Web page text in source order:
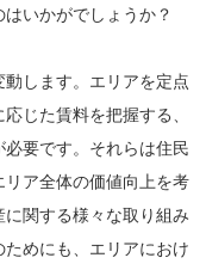
いかがでしょうか？
します。エリアを定点
じた賃料を把握する、
要です。それらは住民
ア全体の価値向上を考
関する様々な取り組み
めにも、エリアにおけ